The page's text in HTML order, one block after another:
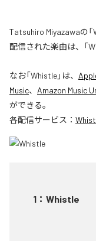
Tatsuhiro Miyazawaの
配信された楽曲は、「
なお「Whistle」は、
Music、 Amazon Music
ができる。
各配信サービス：
1 ： Whistle